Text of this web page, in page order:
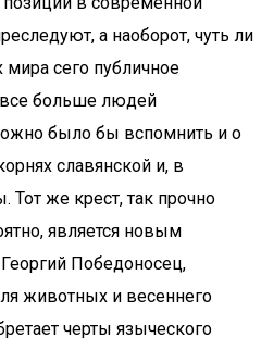
а наоборот, чуть ли
сего публичное
больше людей
было бы вспомнить и о
славянской и, в
Тот же крест, так прочно
является новым
Победоносец,
животных и весеннего
черты языческого